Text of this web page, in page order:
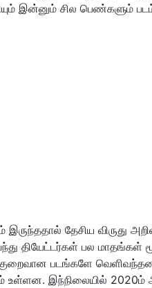
இன்னும் சில பெண்களும்
தேசிய விருது
தியேட்டர்கள் பல மாதங்கள்
படங்களே
உள்ளன. இந்நிலையில்